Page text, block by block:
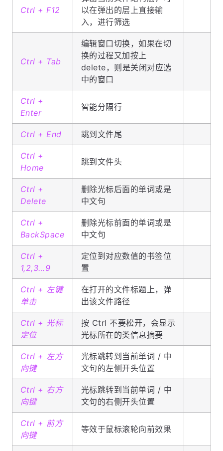
Ctrl + F12
以在弹出的层上直接输
入，进行筛选
Ctrl + Tab
编辑窗口切换，如果在切
换的过程又加按上
delete，则是关闭对应选
中的窗口
Ctrl +
Enter
智能分隔行
Ctrl + End 跳到文件尾
Ctrl +
Home
跳到文件头
Ctrl +
Delete
删除光标后面的单词或是
中文句
Ctrl +
BackSpace
删除光标前面的单词或是
中文句
Ctrl +
1,2,3…9
定位到对应数值的书签位
置
Ctrl + 左键
单击
在打开的文件标题上，弹
出该文件路径
Ctrl + 光标
定位
按 Ctrl 不要松开，会显示
光标所在的类信息摘要
Ctrl + 左方
向键
光标跳转到当前单词 / 中
文句的左侧开头位置
Ctrl + 右方
向键
光标跳转到当前单词 / 中
文句的右侧开头位置
Ctrl + 前方
向键
等效于鼠标滚轮向前效果